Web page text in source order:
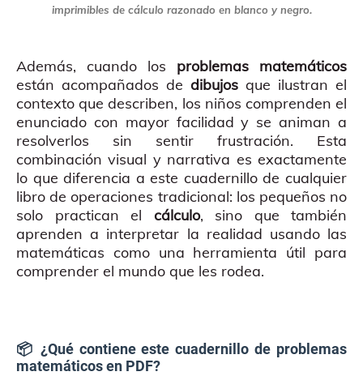
imprimibles de cálculo razonado en blanco y negro.
Además, cuando los problemas matemáticos
están acompañados de dibujos que ilustran el
contexto que describen, los niños comprenden el
enunciado con mayor facilidad y se animan a
resolverlos sin sentir frustración. Esta
combinación visual y narrativa es exactamente
lo que diferencia a este cuadernillo de cualquier
libro de operaciones tradicional: los pequeños no
solo practican el cálculo, sino que también
aprenden a interpretar la realidad usando las
matemáticas como una herramienta útil para
comprender el mundo que les rodea.
📦 ¿Qué contiene este cuadernillo de problemas
matemáticos en PDF?